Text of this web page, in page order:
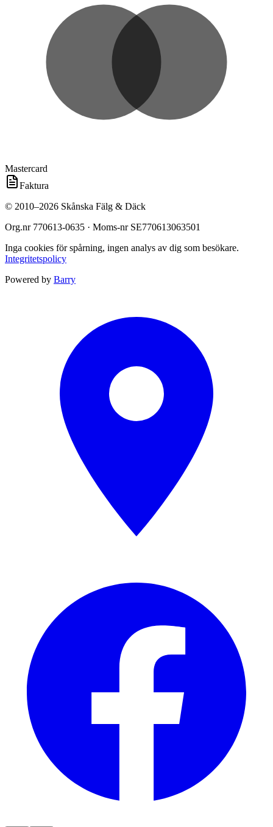
Mastercard
Faktura
© 2010–2026 Skånska Fälg & Däck
Org.nr 770613-0635 · Moms-nr SE770613063501
Inga cookies för spårning, ingen analys av dig som besökare.
Integritetspolicy
Powered by Barry